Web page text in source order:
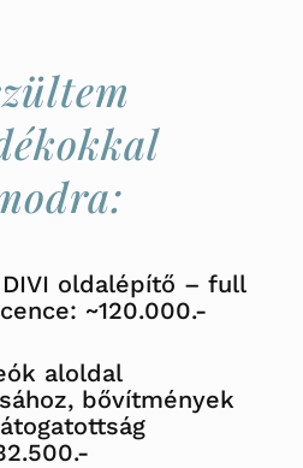
oldalépítő – full
~120.000.-
aloldal
bővítmények